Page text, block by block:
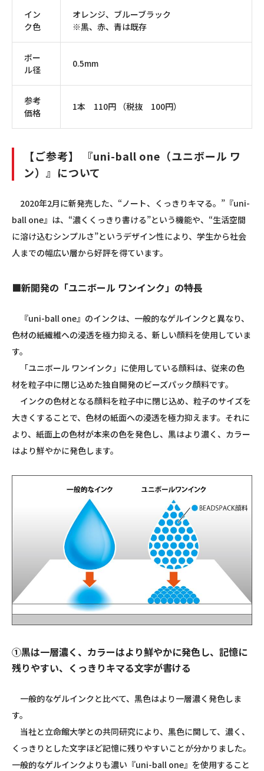
イン
ク色
オレンジ、ブルーブラック
※黒、赤、青は既存
ボー
ル径
0.5mm
参考
価格
1本 110円 （税抜 100円）
【ご参考】 『uni-ball one（ユニボール ワ
ン）』について
2020年2月に新発売した、“ノート、くっきりキマる。” 『uni-
ball one』 は、“濃くくっきり書ける”という機能や、“生活空間
に溶け込むシンプルさ”というデザイン性により、学生から社会
人までの幅広い層から好評を得ています。
■新開発の「ユニボール ワンインク」の特長
『uni-ball one』のインクは、一般的なゲルインクと異なり、
色材の紙繊維への浸透を極力抑える、新しい顔料を使用していま
す。
「ユニボール ワンインク」に使用している顔料は、従来の色
材を粒子中に閉じ込めた独自開発のビーズパック顔料です。
インクの色材となる顔料を粒子中に閉じ込め、粒子のサイズを
大きくすることで、色材の紙面への浸透を極力抑えます。それに
より、紙面上の色材が本来の色を発色し、黒はより濃く、カラー
はより鮮やかに発色します。
①黒は一層濃く、カラーはより鮮やかに発色し、記憶に
残りやすい、くっきりキマる文字が書ける
一般的なゲルインクと比べて、黒色はより一層濃く発色しま
す。
当社と立命館大学との共同研究により、黒色に関して、濃く、
くっきりとした文字ほど記憶に残りやすいことが分かりました。
一般的なゲルインクよりも濃い『uni-ball one』を使用すること